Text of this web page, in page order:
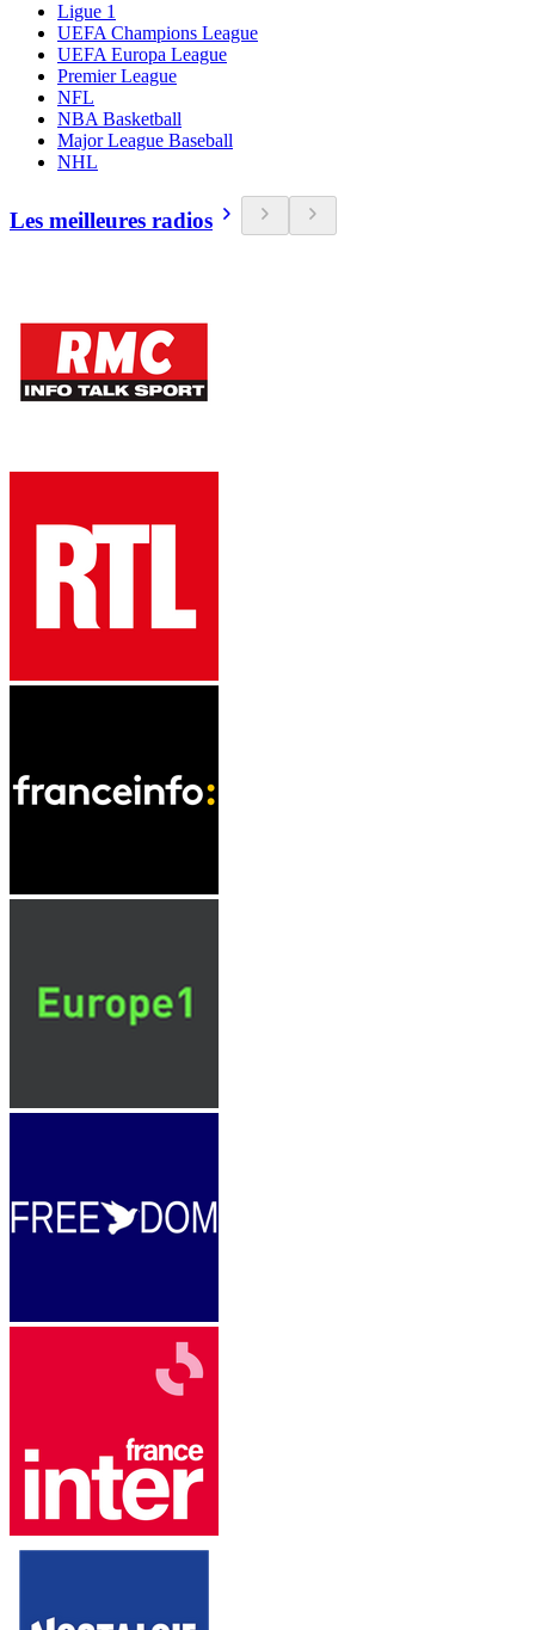
Ligue 1
UEFA Champions League
UEFA Europa League
Premier League
NFL
NBA Basketball
Major League Baseball
NHL
Les meilleures radios